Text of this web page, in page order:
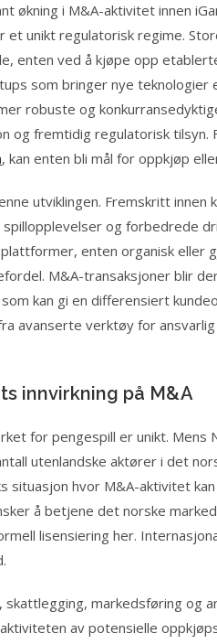
økning i M&A-aktivitet innen
et unikt regulatorisk regime.
enten ved å kjøpe opp
som bringer nye
robuste og
og fremtidig regulatorisk tilsyn.
, kan enten bli mål for oppkjøp
utviklingen. Fremskritt innen
og forbedrede
enten organisk eller
M&A-transaksjoner blir
kan gi en differensiert
avanserte verktøy for
innvirkning på M&A
for pengespill er unikt. Mens
utenlandske aktører i det
situasjon hvor M&A-aktivitet
å betjene det norske
lisensiering her.
markedsføring og
av potensielle